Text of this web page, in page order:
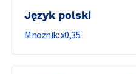
język polski
0,35